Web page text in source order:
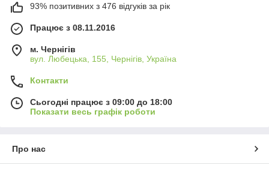
93% позитивних з 476 відгуків за рік
Працює з 08.11.2016
м. Чернігів
вул. Любецька, 155, Чернігів, Україна
Контакти
Сьогодні працює з 09:00 до 18:00
Показати весь графік роботи
Про нас